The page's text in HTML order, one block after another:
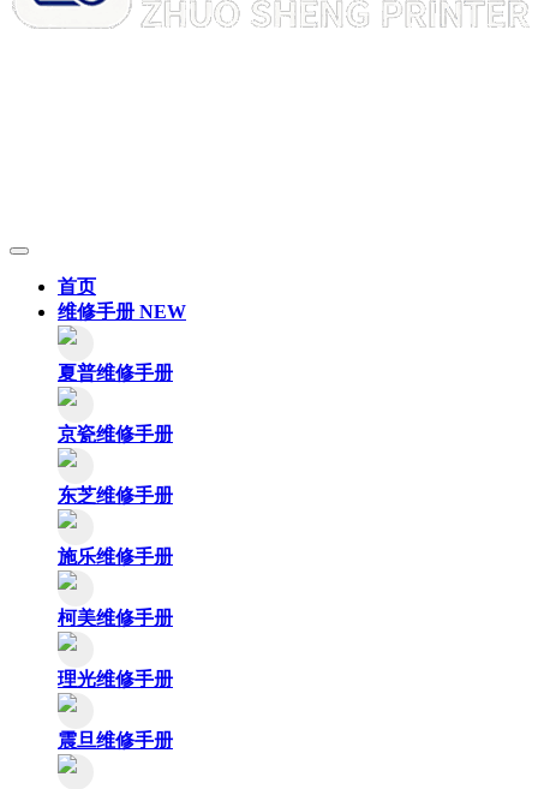
首页
维修手册 NEW
夏普维修手册
京瓷维修手册
东芝维修手册
施乐维修手册
柯美维修手册
理光维修手册
震旦维修手册